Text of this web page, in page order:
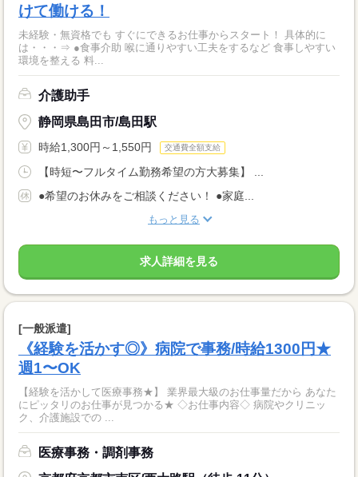
けて働ける！
未経験・無資格でも すぐにできるお仕事からスタート！ 具体的に
は・・・⇒ ●食事介助 喉に通りやすい工夫をするなど 食事しやすい
環境を整える 料...
介護助手
静岡県島田市/島田駅
時給1,300円～1,550円 交通費全額支給
【時短〜フルタイム勤務希望の方大募集】 ...
●希望のお休みをご相談ください！ ●家庭...
もっと見る
求人詳細を見る
[一般派遣]
《経験を活かす◎》病院で事務/時給1300円★
週1〜OK
【経験を活かして医療事務★】 業界最大級のお仕事量だから あなた
にピッタリのお仕事が見つかる★ ◇お仕事内容◇ 病院やクリニッ
ク、介護施設での ...
医療事務・調剤事務